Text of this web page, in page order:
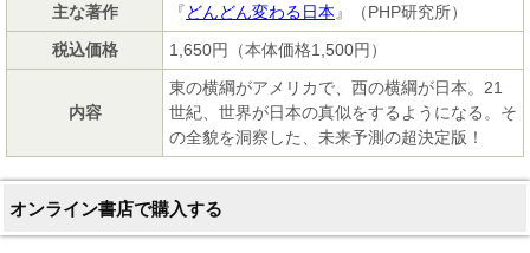
主な著作
『どんどん変わる日本 』（PHP研究所）
税込価格
1,650円（本体価格1,500円）
内容
東の横綱がアメリカで、西の横綱が日本。21
世紀、世界が日本の真似をするようになる。そ
の全貌を洞察した、未来予測の超決定版！
オンライン書店で購入する